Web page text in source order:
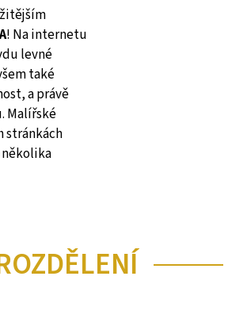
! Na internetu
levné
také
a právě
Malířské
stránkách